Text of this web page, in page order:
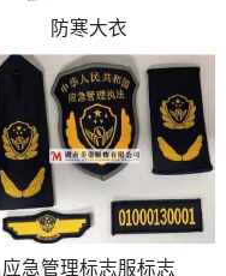
防寒大衣
应急管理标志服标志